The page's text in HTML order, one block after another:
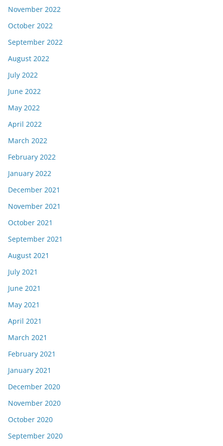
November 2022
October 2022
September 2022
August 2022
July 2022
June 2022
May 2022
April 2022
March 2022
February 2022
January 2022
December 2021
November 2021
October 2021
September 2021
August 2021
July 2021
June 2021
May 2021
April 2021
March 2021
February 2021
January 2021
December 2020
November 2020
October 2020
September 2020